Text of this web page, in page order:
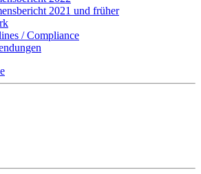
2021 und früher
/ Compliance